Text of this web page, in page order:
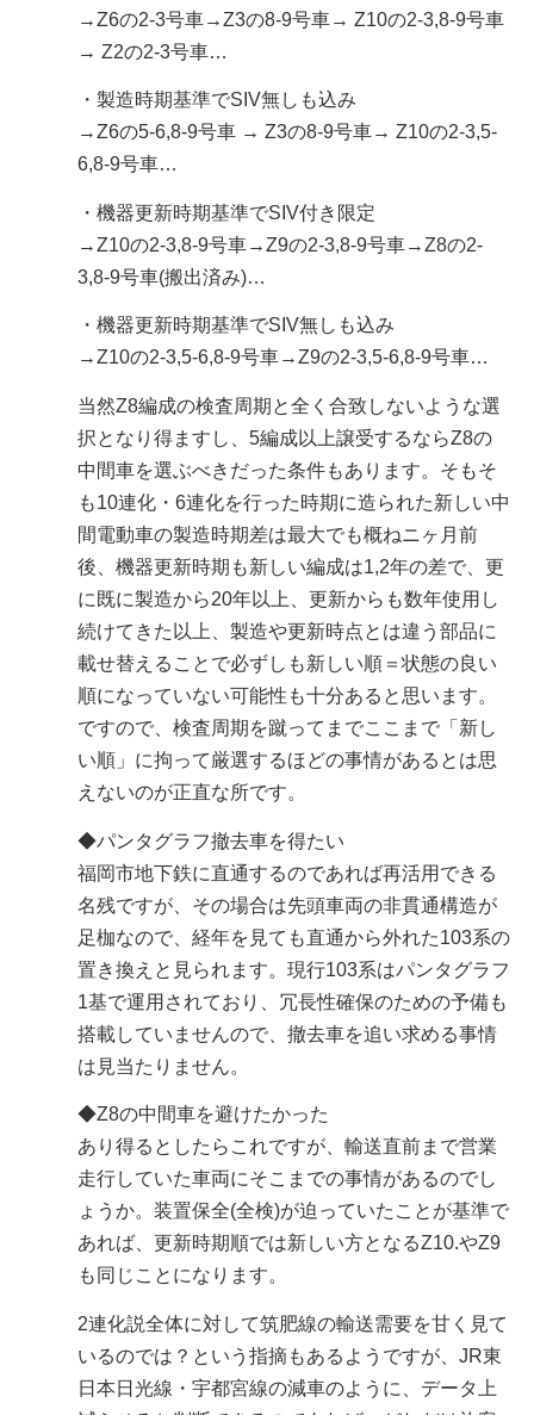
→Z6の2-3号車→Z3の8-9号車→ Z10の2-3,8-9号車
→ Z2の2-3号車…
・製造時期基準でSIV無しも込み
→Z6の5-6,8-9号車 → Z3の8-9号車→ Z10の2-3,5-
6,8-9号車…
・機器更新時期基準でSIV付き限定
→Z10の2-3,8-9号車→Z9の2-3,8-9号車→Z8の2-
3,8-9号車(搬出済み)…
・機器更新時期基準でSIV無しも込み
→Z10の2-3,5-6,8-9号車→Z9の2-3,5-6,8-9号車…
当然Z8編成の検査周期と全く合致しないような選
択となり得ますし、5編成以上譲受するならZ8の
中間車を選ぶべきだった条件もあります。そもそ
も10連化・6連化を行った時期に造られた新しい中
間電動車の製造時期差は最大でも概ねニヶ月前
後、機器更新時期も新しい編成は1,2年の差で、更
に既に製造から20年以上、更新からも数年使用し
続けてきた以上、製造や更新時点とは違う部品に
載せ替えることで必ずしも新しい順＝状態の良い
順になっていない可能性も十分あると思います。
ですので、検査周期を蹴ってまでここまで「新し
い順」に拘って厳選するほどの事情があるとは思
えないのが正直な所です。
◆パンタグラフ撤去車を得たい
福岡市地下鉄に直通するのであれば再活用できる
名残ですが、その場合は先頭車両の非貫通構造が
足枷なので、経年を見ても直通から外れた103系の
置き換えと見られます。現行103系はパンタグラフ
1基で運用されており、冗長性確保のための予備も
搭載していませんので、撤去車を追い求める事情
は見当たりません。
◆Z8の中間車を避けたかった
あり得るとしたらこれですが、輸送直前まで営業
走行していた車両にそこまでの事情があるのでし
ょうか。装置保全(全検)が迫っていたことが基準で
あれば、更新時期順では新しい方となるZ10.やZ9
も同じことになります。
2連化説全体に対して筑肥線の輸送需要を甘く見て
いるのでは？という指摘もあるようですが、JR東
日本日光線・宇都宮線の減車のように、データ上